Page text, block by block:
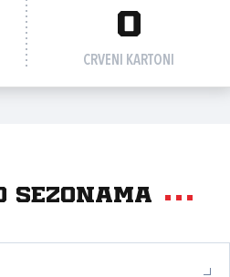
0
CRVENI KARTONI